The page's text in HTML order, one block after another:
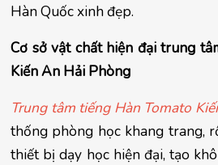
Hàn Quốc xinh đẹp.
Cơ sở vật chất hiện đại trung
Kiến An Hải Phòng
Trung tâm tiếng Hàn Tomato
thống phòng học khang trang,
thiết bị dạy học hiện đại, tạo